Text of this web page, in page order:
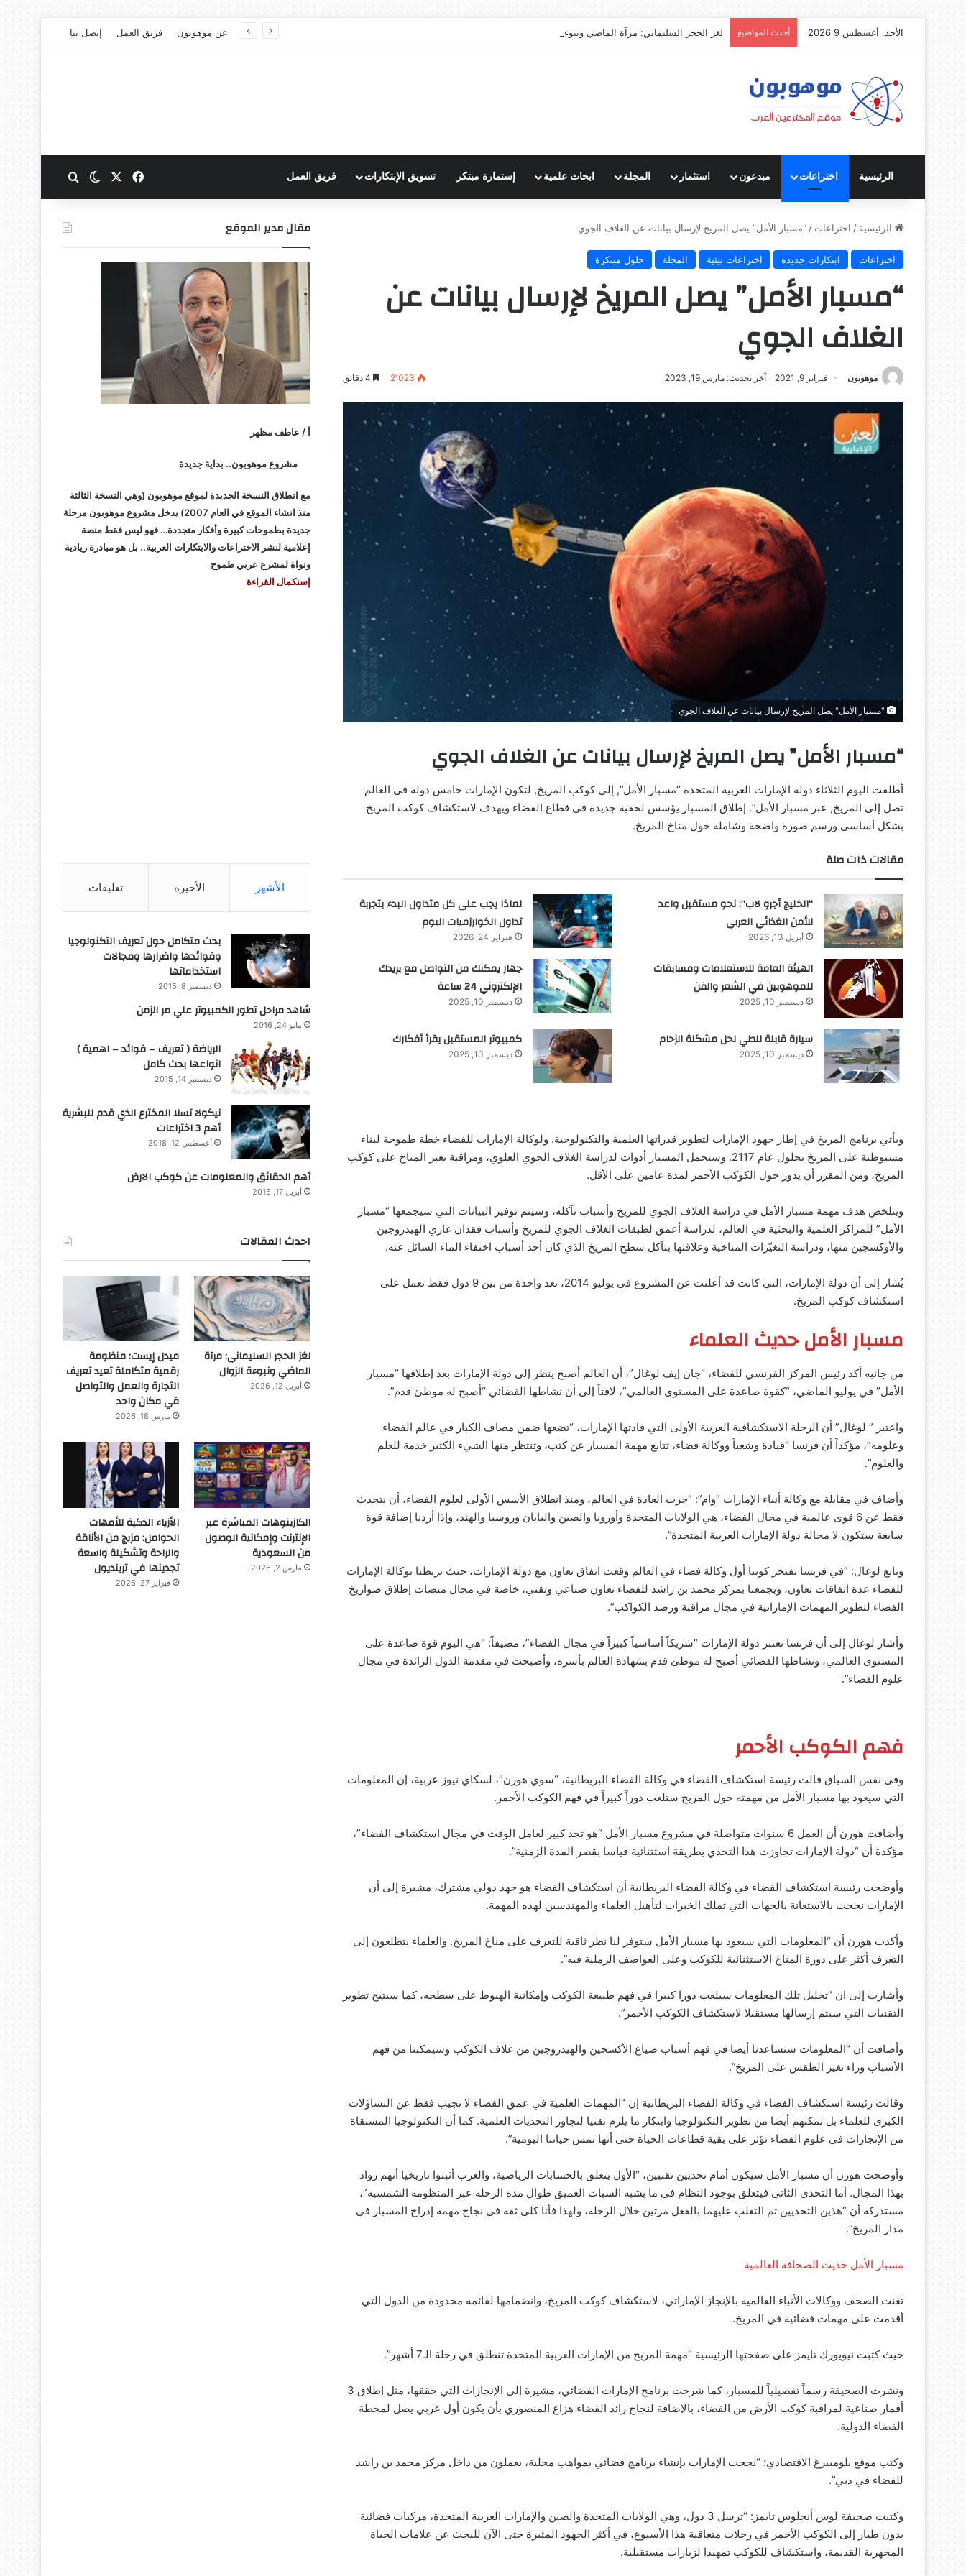
الأحد, أغسطس 9 2026 أحدث المواضيع لغز الحجر السليماني: مرآة الماضي ونبوءة الزوال عن موهوبون فريق العمل إتصل بنا
الرئيسية اختراعات مبدعون استثمار المجلة ابحاث علمية إستمارة مبتكر تسويق الإبتكارات فريق العمل فيسبوك الوضع المظلم
بحث عن
الرئيسية / اختراعات / “مسبار الأمل” يصل المريخ لإرسال بيانات عن الغلاف الجوي
اختراعات ابتكارات جديده اختراعات بيئية المجلة حلول مبتكرة
“مسبار الأمل” يصل المريخ لإرسال بيانات عن
الغلاف الجوي
موهوبون فبراير 9, 2021 آخر تحديث: مارس 19, 2023 2٬023
"مسبار الأمل" يصل المريخ لإرسال بيانات عن الغلاف الجوي
“مسبار الأمل” يصل المريخ لإرسال بيانات عن الغلاف الجوي
أطلقت اليوم الثلاثاء دولة الإمارات العربية المتحدة “مسبار الأمل”, إلى كوكب المريخ, لتكون الإمارات خامس دولة في العالم
تصل إلى المريخ, عبر مسبار الأمل”. إطلاق المسبار يؤسس لحقبة جديدة في قطاع الفضاء ويهدف لاستكشاف كوكب المريخ
بشكل أساسي ورسم صورة واضحة وشاملة حول مناخ المريخ.
مقالات ذات صلة
“الخليج أجرو لاب”: نحو مستقبل واعد
للأمن الغذائي العربي
أبريل 13, 2026
لماذا يجب على كل متداول البدء بتجربة
تداول الخوارزميات اليوم
فبراير 24, 2026
الهيئة العامة للاستعلامات ومسابقات
للموهوبين في الشعر والفن
ديسمبر 10, 2025
جهاز يمكنك من التواصل مع بريدك
الإلكتروني 24 ساعة
ديسمبر 10, 2025
سيارة قابلة للطي لحل مشكلة الزحام
ديسمبر 10, 2025
كمبيوتر المستقبل يقرأ أفكارك
ديسمبر 10, 2025
ويأتي برنامج المريخ في إطار جهود الإمارات لتطوير قدراتها العلمية والتكنولوجية. ولوكالة الإمارات للفضاء خطة طموحة لبناء
مستوطنة على المريخ بحلول عام 2117. وسيحمل المسبار أدوات لدراسة الغلاف الجوي العلوي، ومراقبة تغير المناخ على كوكب
المريخ، ومن المقرر أن يدور حول الكوكب الأحمر لمدة عامين على الأقل.
ويتلخص هدف مهمة مسبار الأمل في دراسة الغلاف الجوي للمريخ وأسباب تآكله، وسيتم توفير البيانات التي سيجمعها “مسبار
الأمل” للمراكز العلمية والبحثية في العالم، لدراسة أعمق لطبقات الغلاف الجوي للمريخ وأسباب فقدان غازي الهيدروجين
والأوكسجين منها، ودراسة التغيّرات المناخية وعلاقتها بتآكل سطح المريخ الذي كان أحد أسباب اختفاء الماء السائل عنه.
يُشار إلى أن دولة الإمارات، التي كانت قد أعلنت عن المشروع في يوليو 2014، تعد واحدة من بين 9 دول فقط تعمل على
استكشاف كوكب المريخ.
مسبار الأمل حديث العلماء
من جانبه أكد رئيس المركز الفرنسي للفضاء، “جان إيف لوغال”، أن العالم أصبح ينظر إلى دولة الإمارات بعد إطلاقها “مسبار
الأمل” في يوليو الماضي، “كقوة صاعدة على المستوى العالمي”، لافتاً إلى أن نشاطها الفضائي “أصبح له موطئ قدم”.
واعتبر ” لوغال” أن الرحلة الاستكشافية العربية الأولى التي قادتها الإمارات، “تضعها ضمن مصاف الكبار في عالم الفضاء
وعلومه”، مؤكداً أن فرنسا “قيادة وشعباً ووكالة فضاء، تتابع مهمة المسبار عن كثب، وتنتظر منها الشيء الكثير خدمة للعلم
والعلوم”.
وأضاف في مقابلة مع وكالة أنباء الإمارات “وام”: “جرت العادة في العالم، ومنذ انطلاق الأسس الأولى لعلوم الفضاء، أن نتحدث
فقط عن 6 قوى عالمية في مجال الفضاء، هي الولايات المتحدة وأوروبا والصين واليابان وروسيا والهند، وإذا أردنا إضافة قوة
سابعة ستكون لا محالة دولة الإمارات العربية المتحدة”.
وتابع لوغال: “في فرنسا نفتخر كوننا أول وكالة فضاء في العالم وقعت اتفاق تعاون مع دولة الإمارات، حيث تربطنا بوكالة الإمارات
للفضاء عدة اتفاقات تعاون، ويجمعنا بمركز محمد بن راشد للفضاء تعاون صناعي وتقني، خاصة في مجال منصات إطلاق صواريخ
الفضاء لتطوير المهمات الإماراتية في مجال مراقبة ورصد الكواكب”.
وأشار لوغال إلى أن فرنسا تعتبر دولة الإمارات “شريكاً أساسياً كبيراً في مجال الفضاء”، مضيفاً: “هي اليوم قوة صاعدة على
المستوى العالمي، ونشاطها الفضائي أصبح له موطئ قدم بشهادة العالم بأسره، وأصبحت في مقدمة الدول الرائدة في مجال
علوم الفضاء”.
فهم الكوكب الأحمر
وفى نفس السياق قالت رئيسة استكشاف الفضاء في وكالة الفضاء البريطانية، “سوي هورن”، لسكاي نيوز عربية، إن المعلومات
التي سيعود بها مسبار الأمل من مهمته حول المريخ ستلعب دوراً كبيراً في فهم الكوكب الأحمر.
وأضافت هورن أن العمل 6 سنوات متواصلة في مشروع مسبار الأمل “هو تحد كبير لعامل الوقت في مجال استكشاف الفضاء”،
مؤكدة أن “دولة الإمارات تجاوزت هذا التحدي بطريقة استثنائية قياسا بقصر المدة الزمنية”.
وأوضحت رئيسة استكشاف الفضاء في وكالة الفضاء البريطانية أن استكشاف الفضاء هو جهد دولي مشترك، مشيرة إلى أن
الإمارات نجحت بالاستعانة بالجهات التي تملك الخبرات لتأهيل العلماء والمهندسين لهذه المهمة.
وأكدت هورن أن “المعلومات التي سيعود بها مسبار الأمل ستوفر لنا نظر ثاقبة للتعرف على مناخ المريخ. والعلماء يتطلعون إلى
التعرف أكثر على دورة المناخ الاستثنائية للكوكب وعلى العواصف الرملية فيه”.
وأشارت إلى ان “تحليل تلك المعلومات سيلعب دورا كبيرا في فهم طبيعة الكوكب وإمكانية الهبوط على سطحه، كما سيتيح تطوير
التقنيات التي سيتم إرسالها مستقبلا لاستكشاف الكوكب الأحمر”.
وأضافت أن “المعلومات ستساعدنا أيضا في فهم أسباب ضياع الأكسجين والهيدروجين من غلاف الكوكب وسيمكننا من فهم
الأسباب وراء تغير الطقس على المريخ”.
وقالت رئيسة استكشاف الفضاء في وكالة الفضاء البريطانية إن “المهمات العلمية في عمق الفضاء لا تجيب فقط عن التساؤلات
الكبرى للعلماء بل تمكنهم أيضا من تطوير التكنولوجيا وابتكار ما يلزم تقنيا لتجاوز التحديات العلمية. كما أن التكنولوجيا المستقاة
من الإنجازات في علوم الفضاء تؤثر على بقية قطاعات الحياة حتى أنها تمس حياتنا اليومية”.
وأوضحت هورن أن مسبار الأمل سيكون أمام تحديين تقنيين، “الأول يتعلق بالحسابات الرياضية، والعرب أثبتوا تاريخيا أنهم رواد
بهذا المجال. أما التحدي الثاني فيتعلق بوجود النظام في ما يشبه السبات العميق طوال مدة الرحلة عبر المنظومة الشمسية”،
مستدركة أن “هذين التحديين تم التغلب عليهما بالفعل مرتين خلال الرحلة، ولهذا فأنا كلي ثقة في نجاح مهمة إدراج المسبار في
مدار المريخ”.
مسبار الأمل حديث الصحافة العالمية
تغنت الصحف ووكالات الأنباء العالمية بالإنجاز الإماراتي، لاستكشاف كوكب المريخ، وانضمامها لقائمة محدودة من الدول التي
أقدمت على مهمات فضائية في المريخ.
حيث كتبت نيويورك تايمز على صفحتها الرئيسية “مهمة المريخ من الإمارات العربية المتحدة تنطلق في رحلة الـ7 أشهر”.
ونشرت الصحيفة رسماً تفصيلياً للمسبار، كما شرحت برنامج الإمارات الفضائي، مشيرة إلى الإنجازات التي حققها، مثل إطلاق 3
أقمار صناعية لمراقبة كوكب الأرض من الفضاء، بالإضافة لنجاح رائد الفضاء هزاع المنصوري بأن يكون أول عربي يصل لمحطة
الفضاء الدولية.
وكتب موقع بلومبيرغ الاقتصادي: “نجحت الإمارات بإنشاء برنامج فضائي بمواهب محلية، يعملون من داخل مركز محمد بن راشد
للفضاء في دبي”.
وكتبت صحيفة لوس أنجلوس تايمز: “ترسل 3 دول، وهي الولايات المتحدة والصين والإمارات العربية المتحدة، مركبات فضائية
بدون طيار إلى الكوكب الأحمر في رحلات متعاقبة هذا الأسبوع، في أكثر الجهود المثيرة حتى الآن للبحث عن علامات الحياة
المجهرية القديمة، واستكشاف للكوكب تمهيدا لزيارات مستقبلية.
مقال مدير الموقع
أ / عاطف مظهر
مشروع موهوبون.. بداية جديدة
مع انطلاق النسخة الجديدة لموقع موهوبون (وهي النسخة الثالثة
منذ انشاء الموقع في العام 2007) يدخل مشروع موهوبون مرحلة
جديدة بطموحات كبيرة وأفكار متجددة… فهو ليس فقط منصة
إعلامية لنشر الاختراعات والابتكارات العربية.. بل هو مبادرة ريادية
ونواة لمشرع عربي طموح
إستكمال القراءة
الأشهر الأخيرة تعليقات
بحث متكامل حول تعريف التكنولوجيا
وفوائدها واضرارها ومجالات
استخداماتها
ديسمبر 8, 2015
شاهد مراحل تطور الكمبيوتر علي مر الزمن
مايو 24, 2016
الرياضة ( تعريف – فوائد – اهمية )
انواعها بحث كامل
ديسمبر 14, 2015
نيكولا تسلا المخترع الذي قدم للبشرية
أهم 3 اختراعات
أغسطس 12, 2018
أهم الحقائق والمعلومات عن كوكب الارض
أبريل 17, 2016
احدث المقالات
لغز الحجر السليماني: مرآة
الماضي ونبوءة الزوال
أبريل 12, 2026
ميدل إيست: منظومة
رقمية متكاملة تعيد تعريف
التجارة والعمل والتواصل
في مكان واحد
مارس 18, 2026
الكازينوهات المباشرة عبر
الإنترنت وإمكانية الوصول
من السعودية
مارس 2, 2026
الأزياء الذكية للأمهات
الحوامل: مزيج من الأناقة
والراحة وتشكيلة واسعة
تجدينها في ترينديول
فبراير 27, 2026